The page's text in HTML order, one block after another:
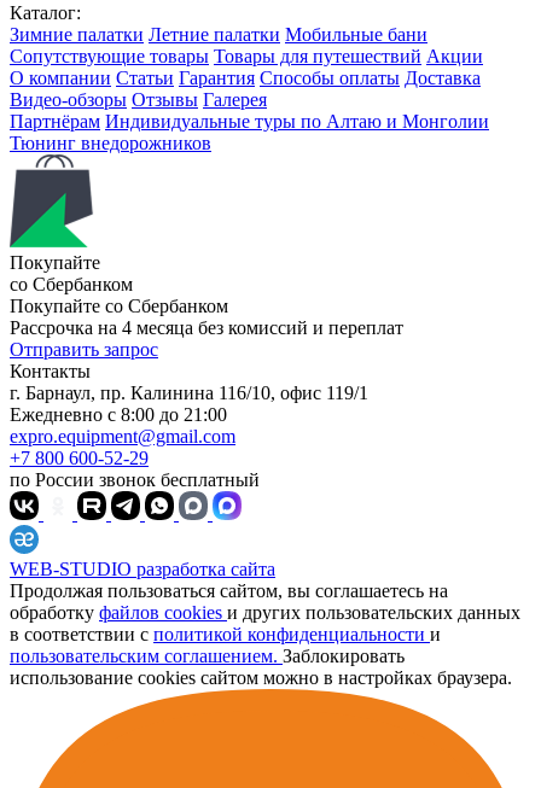
Каталог:
Зимние палатки Летние палатки Мобильные бани
Сопутствующие товары Товары для путешествий Акции
О компании Статьи Гарантия Способы оплаты Доставка
Видео-обзоры Отзывы Галерея
Партнёрам Индивидуальные туры по Алтаю и Монголии
Тюнинг внедорожников
Покупайте
со Сбербанком
Покупайте со Сбербанком
Рассрочка на 4 месяца без комиссий и переплат
Отправить запрос
Контакты
г. Барнаул, пр. Калинина 116/10, офис 119/1
Ежедневно с 8:00 до 21:00
expro.equipment@gmail.com
+7 800 600-52-29
по России звонок бесплатный
WEB-STUDIO разработка сайта
Продолжая пользоваться сайтом, вы соглашаетесь на
обработку файлов cookies и других пользовательских данных
в соответствии с политикой конфиденциальности и
пользовательским соглашением. Заблокировать
использование cookies сайтом можно в настройках браузера.